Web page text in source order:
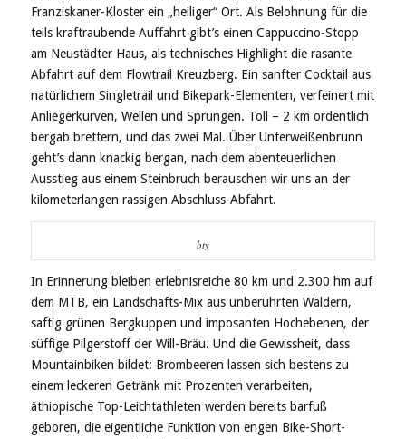
Franziskaner-Kloster ein „heiliger“ Ort. Als Belohnung für die
teils kraftraubende Auffahrt gibt’s einen Cappuccino-Stopp
am Neustädter Haus, als technisches Highlight die rasante
Abfahrt auf dem Flowtrail Kreuzberg. Ein sanfter Cocktail aus
natürlichem Singletrail und Bikepark-Elementen, verfeinert mit
Anliegerkurven, Wellen und Sprüngen. Toll – 2 km ordentlich
bergab brettern, und das zwei Mal. Über Unterweißenbrunn
geht’s dann knackig bergan, nach dem abenteuerlichen
Ausstieg aus einem Steinbruch berauschen wir uns an der
kilometerlangen rassigen Abschluss-Abfahrt.
bty
In Erinnerung bleiben erlebnisreiche 80 km und 2.300 hm auf
dem MTB, ein Landschafts-Mix aus unberührten Wäldern,
saftig grünen Bergkuppen und imposanten Hochebenen, der
süffige Pilgerstoff der Will-Bräu. Und die Gewissheit, dass
Mountainbiken bildet: Brombeeren lassen sich bestens zu
einem leckeren Getränk mit Prozenten verarbeiten,
äthiopische Top-Leichtathleten werden bereits barfuß
geboren, die eigentliche Funktion von engen Bike-Short-